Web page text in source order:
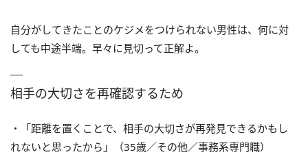
自分がしてきたことのケジメをつけられない男性は、何に対
しても中途半端。早々に見切って正解よ。
相手の大切さを再確認するため
・「距離を置くことで、相手の大切さが再発見できるかもし
れないと思ったから」（35歳／その他／事務系専門職）